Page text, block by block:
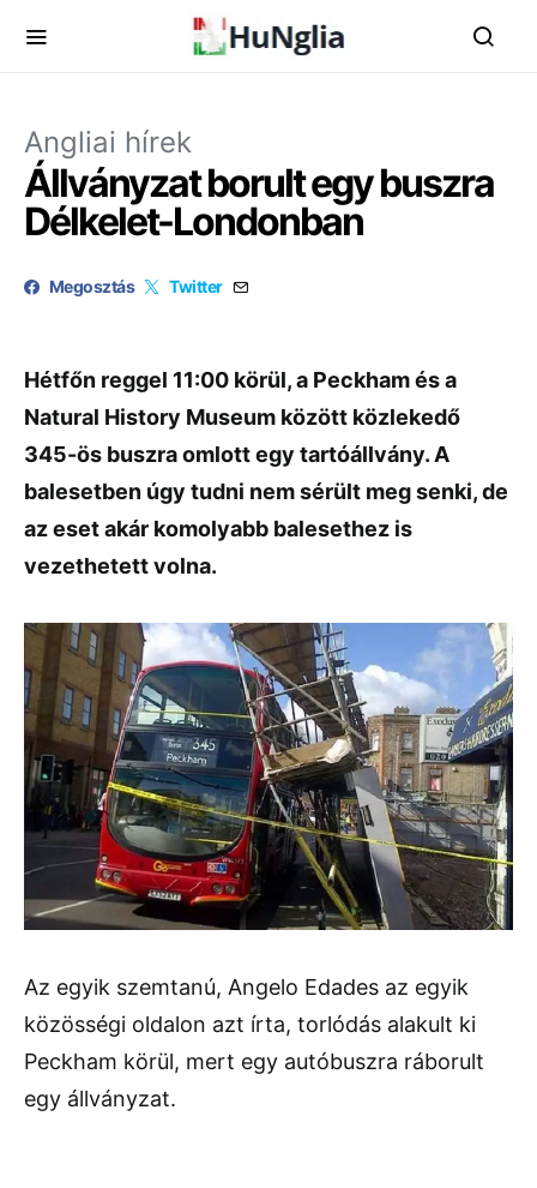
Angliai hírek
Állványzat borult egy buszra
Délkelet-Londonban
Megosztás Twitter
Hétfőn reggel 11:00 körül, a Peckham és a
Natural History Museum között közlekedő
345-ös buszra omlott egy tartóállvány. A
balesetben úgy tudni nem sérült meg senki, de
az eset akár komolyabb balesethez is
vezethetett volna.
Az egyik szemtanú, Angelo Edades az egyik
közösségi oldalon azt írta, torlódás alakult ki
Peckham körül, mert egy autóbuszra ráborult
egy állványzat.